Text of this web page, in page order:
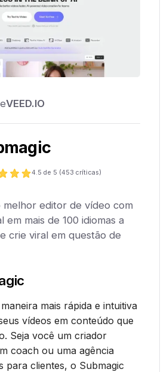
VEED.IO
4.5 de 5 (453 críticas)
melhor editor de vídeo com
em mais de 100 idiomas a
crie viral em questão de
mais rápida e intuitiva
vídeos em conteúdo que
Seja você um criador
coach ou uma agência
para clientes, o Submagic